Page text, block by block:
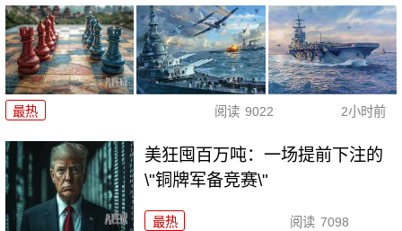
最热 阅读 9022 2小时前
美狂囤百万吨：一场提前下注的
\"铜牌军备竞赛\"
最热 阅读 7098